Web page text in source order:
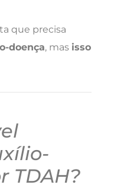
que precisa
doença, mas isso
TDAH?